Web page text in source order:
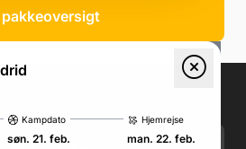
pakkeoversigt
Kampdato
søn. 21. feb.
Hjemrejse
man. 22. feb.